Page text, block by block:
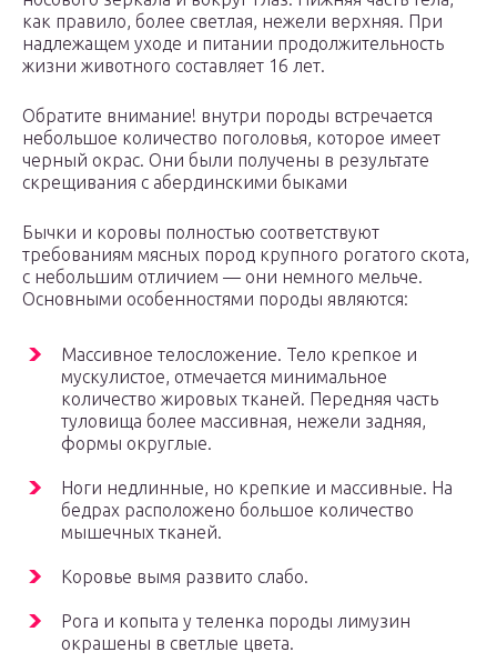
как правило, более светлая, нежели верхняя. При
надлежащем уходе и питании продолжительность
жизни животного составляет 16 лет.
Обратите внимание! внутри породы встречается
небольшое количество поголовья, которое имеет
черный окрас. Они были получены в результате
скрещивания с абердинскими быками
Бычки и коровы полностью соответствуют
требованиям мясных пород крупного рогатого скота,
с небольшим отличием — они немного мельче.
Основными особенностями породы являются:
Массивное телосложение. Тело крепкое и
мускулистое, отмечается минимальное
количество жировых тканей. Передняя часть
туловища более массивная, нежели задняя,
формы округлые.
Ноги недлинные, но крепкие и массивные. На
бедрах расположено большое количество
мышечных тканей.
Коровье вымя развито слабо.
Рога и копыта у теленка породы лимузин
окрашены в светлые цвета.